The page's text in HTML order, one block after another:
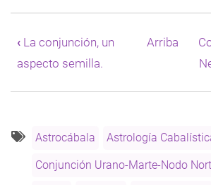
transversales
de
Book
Conjunción
Nodo
‹La conjunción, un
aspecto semilla.
Arriba
Astrocábala Astrología
Conjunción Urano-Marte-Nodo